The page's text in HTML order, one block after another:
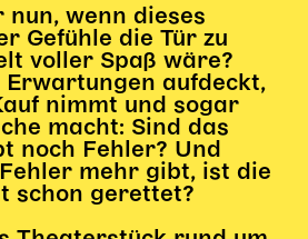
Wien
nun, wenn dieses
Gefühle die Tür zu
voller Spaß wäre?
Erwartungen aufdeckt,
nimmt und sogar
macht: Sind das
noch Fehler? Und
mehr gibt, ist die
schon gerettet?